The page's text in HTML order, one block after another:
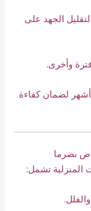
لتقليل الجهد على
وأخرى.
استعن بشركة تنظيف احترافية كل 6 أشهر لضمان كفاءة
بضرما
المنزلية تشمل: